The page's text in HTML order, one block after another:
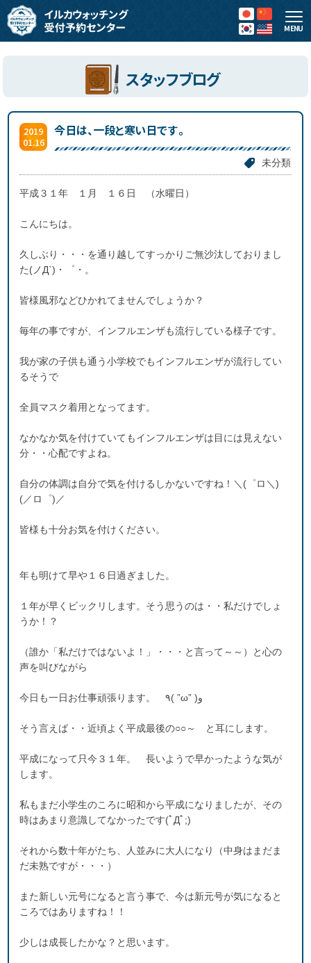
MENU
スタッフブログ
2019
01.16
今日は、一段と寒い日です。
未分類
平成３１年 １月 １６日 （水曜日）
こんにちは。
久しぶり・・・を通り越してすっかりご無沙汰しておりまし
た(ノД`)・゜・。
皆様風邪などひかれてませんでしょうか？
毎年の事ですが、インフルエンザも流行している様子です。
我が家の子供も通う小学校でもインフルエンザが流行してい
るそうで
全員マスク着用となってます。
なかなか気を付けていてもインフルエンザは目には見えない
分・・心配ですよね。
自分の体調は自分で気を付けるしかないですね！＼(゜ロ＼)
(／ロ゜)／
皆様も十分お気を付けください。
年も明けて早や１６日過ぎました。
１年が早くビックリします。そう思うのは・・私だけでしょ
うか！？
（誰か「私だけではないよ！」・・・と言って～～）と心の
声を叫びながら
今日も一日お仕事頑張ります。 ٩( ”ω” )و
そう言えば・・近頃よく平成最後の○○～ と耳にします。
平成になって只今３１年。 長いようで早かったような気が
します。
私もまだ小学生のころに昭和から平成になりましたが、その
時はあまり意識してなかったです(ﾟДﾟ;)
それから数十年がたち、人並みに大人になり（中身はまだま
だ未熟ですが・・・）
また新しい元号になると言う事で、今は新元号が気になると
ころではありますね！！
少しは成長したかな？と思います。